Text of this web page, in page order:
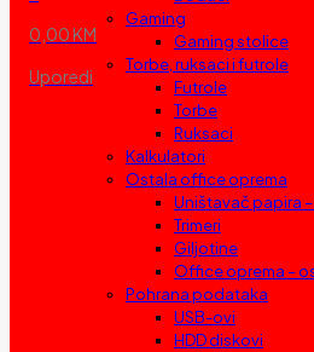
0,00 KM
Uporedi
Gaming
Gaming stolice
Torbe, ruksaci i futrole
Futrole
Torbe
Ruksaci
Kalkulatori
Ostala office oprema
Uništavač papira
Trimeri
Giljotine
Office oprema –
Pohrana podataka
USB-ovi
HDD diskovi